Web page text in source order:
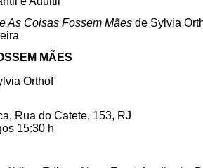
As Coisas Fossem Mães de Sylvia
MÃES
Orthof
Rua do Catete, 153, RJ
15:30 h